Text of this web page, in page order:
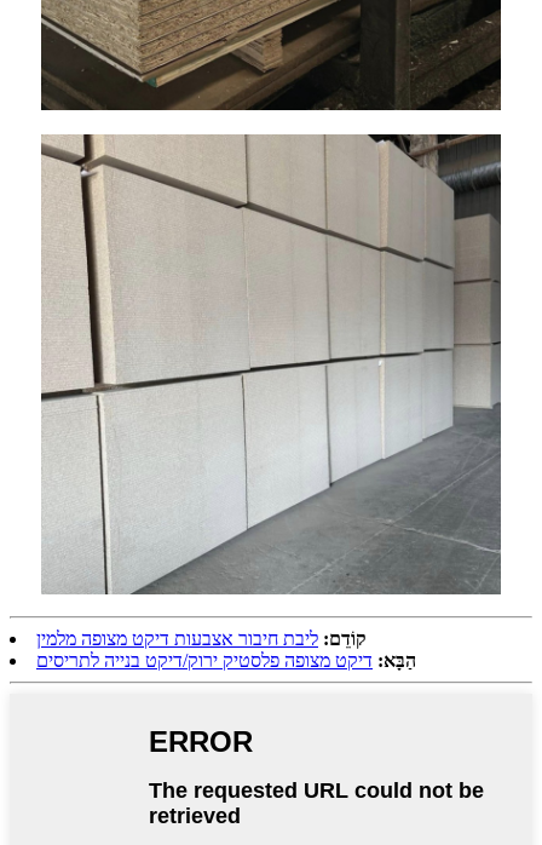
קוֹדֵם: ליבת חיבור אצבעות דיקט מצופה מלמין
הַבָּא: דיקט מצופה פלסטיק ירוק/דיקט בנייה לתריסים